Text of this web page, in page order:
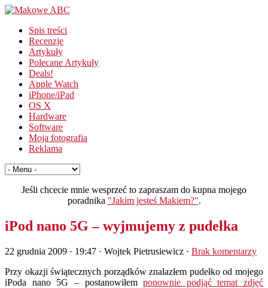
Spis treści
Recenzje
Artykuły
Polecane Artykuły
Deals!
Apple Watch
iPhone/iPad
OS X
Hardware
Software
Moja fotografia
Reklama
Jeśli chcecie mnie wesprzeć to zapraszam do kupna mojego
poradnika "Jakim jesteś Makiem?".
iPod nano 5G – wyjmujemy z pudełka
22 grudnia 2009 · 19:47 · Wojtek Pietrusiewicz · Brak komentarzy
Przy okazji świątecznych porządków znalazłem pudełko od mojego
iPoda nano 5G – postanowiłemponownie podjąć temat zdjęć